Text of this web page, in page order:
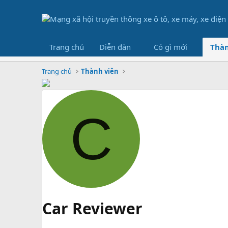
Trang chủ Diễn đàn Có gì mới
Trang chủ Thành viên
C
Car Reviewer